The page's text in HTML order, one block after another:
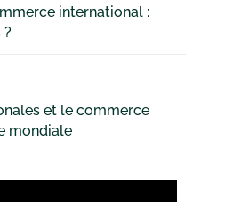
international :
et le commerce
mondiale